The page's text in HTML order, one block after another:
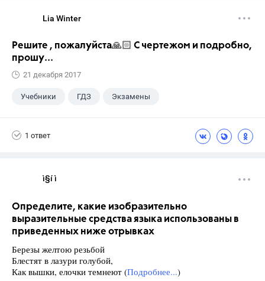
Lia Winter
Решите , пожалуйста🙏🏻 С чертежом и подробно,
прошу...
21 декабря 2017
Учебники ГДЗ Экзамены
1 ответ
ì§í ì 
Определите, какие изобразительно
выразительные средства языка использованы в
приведенных ниже отрывках
Березы желтою резьбой
Блестят в лазури голубой,
Как вышки, елочки темнеют (Подробнее...)